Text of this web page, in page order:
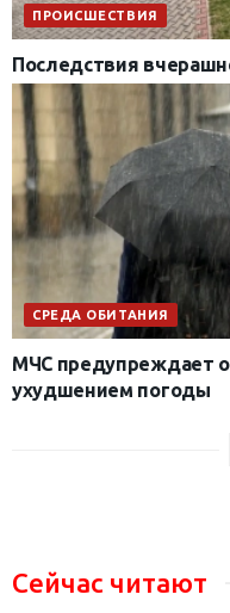
ПРОИСШЕСТВИЯ
Последствия
СРЕДА ОБИТАНИЯ
МЧС предупреждает
ухудшением погоды
Сейчас читают